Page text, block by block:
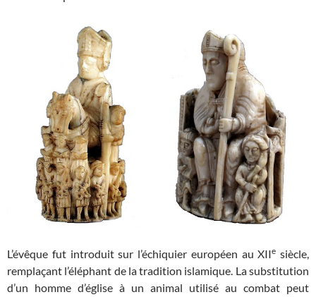
L’évêque fut introduit sur l’échiquier européen au XIIe siècle,
remplaçant l’éléphant de la tradition islamique. La substitution
d’un homme d’église à un animal utilisé au combat peut